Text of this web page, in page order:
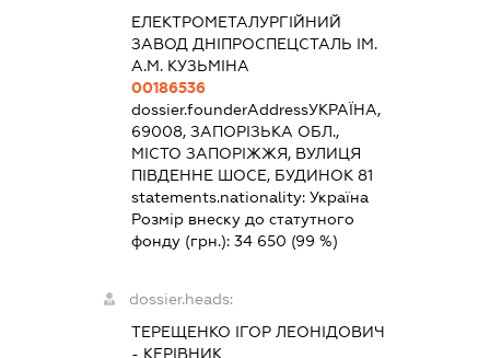
ЕЛЕКТРОМЕТАЛУРГІЙНИЙ
ЗАВОД ДНІПРОСПЕЦСТАЛЬ ІМ.
А.М. КУЗЬМІНА
00186536
dossier.founderAddressУКРАЇНА,
69008, ЗАПОРІЗЬКА ОБЛ.,
МІСТО ЗАПОРІЖЖЯ, ВУЛИЦЯ
ПІВДЕННЕ ШОСЕ, БУДИНОК 81
statements.nationality:Україна
Розмір внеску до статутного
фонду (грн.):34 650 (99 %)
dossier.heads:
ТЕРЕЩЕНКО ІГОР ЛЕОНІДОВИЧ
- КЕРІВНИК